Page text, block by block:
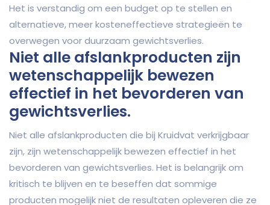
Het is verstandig om een budget op te stellen en
alternatieve, meer kosteneffectieve strategieën te
overwegen voor duurzaam gewichtsverlies.
Niet alle afslankproducten zijn
wetenschappelijk bewezen
effectief in het bevorderen van
gewichtsverlies.
Niet alle afslankproducten die bij Kruidvat verkrijgbaar
zijn, zijn wetenschappelijk bewezen effectief in het
bevorderen van gewichtsverlies. Het is belangrijk om
kritisch te blijven en te beseffen dat sommige
producten mogelijk niet de resultaten opleveren die ze